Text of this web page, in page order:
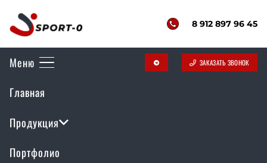
8 912 897 96 45
Меню
Главная
Продукция
Портфолио
telegram ЗАКАЗАТЬ ЗВОНОК
Воркаут комплекс
РР-036
Отображение единственного товара